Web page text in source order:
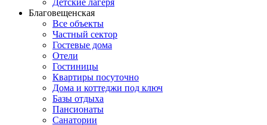
Детские лагеря
Благовещенская
Все объекты
Частный сектор
Гостевые дома
Отели
Гостиницы
Квартиры посуточно
Дома и коттеджи под ключ
Базы отдыха
Пансионаты
Санатории